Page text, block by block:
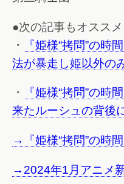
●次の記事もオス
・
『姫様“拷問”の時
法が暴走し姫以外の
・
『姫様“拷問”の時
来たルーシュの背後
→『姫様“拷問”の時
→2024年1月アニメ